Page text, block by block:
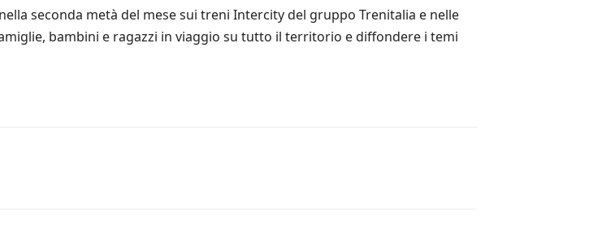
seconda metà del mese sui treni Intercity del gruppo Trenitalia e nelle
bambini e ragazzi in viaggio su tutto il territorio e diffondere i temi